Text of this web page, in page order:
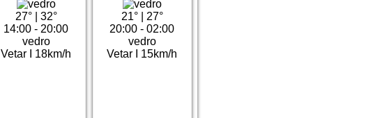
27°| 32°
14:00 - 20:00
vedro
Vetar I 18km/h
21°| 27°
20:00 - 02:00
vedro
Vetar I 15km/h